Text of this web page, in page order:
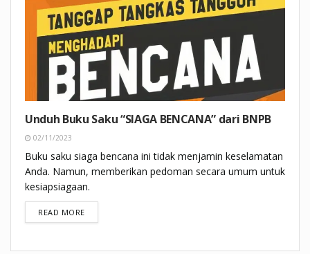
Unduh Buku Saku “SIAGA BENCANA” dari BNPB
02/11/2023
Buku saku siaga bencana ini tidak menjamin keselamatan
Anda. Namun, memberikan pedoman secara umum untuk
kesiapsiagaan.
READ MOREDETAILS